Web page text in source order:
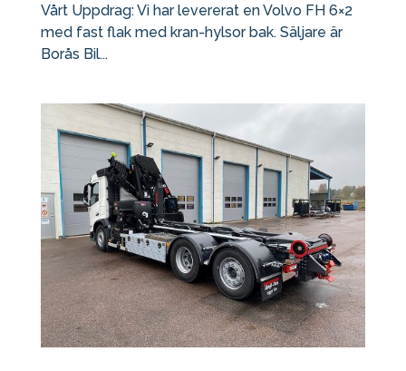
Vårt Uppdrag: Vi har levererat en Volvo FH 6×2
med fast flak med kran-hylsor bak. Säljare är
Borås Bil...